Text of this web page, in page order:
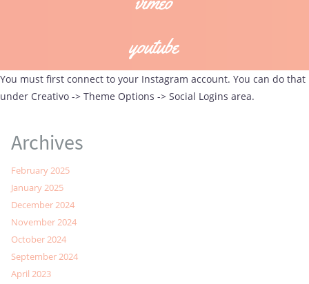
You must first connect to your Instagram account. You can do that
under Creativo -> Theme Options -> Social Logins area.
Archives
February 2025
January 2025
December 2024
November 2024
October 2024
September 2024
April 2023